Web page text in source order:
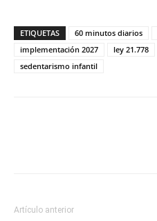
ETIQUETAS 60 minutos diarios
implementación 2027
ley 21.778
sedentarismo infantil
Artículo anterior